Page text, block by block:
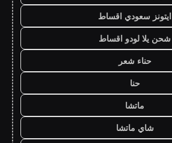
ايتونز سعودي اقساط
شحن يلا لودو اقساط
حناء شعر
حنا
ماتشا
شاي ماتشا